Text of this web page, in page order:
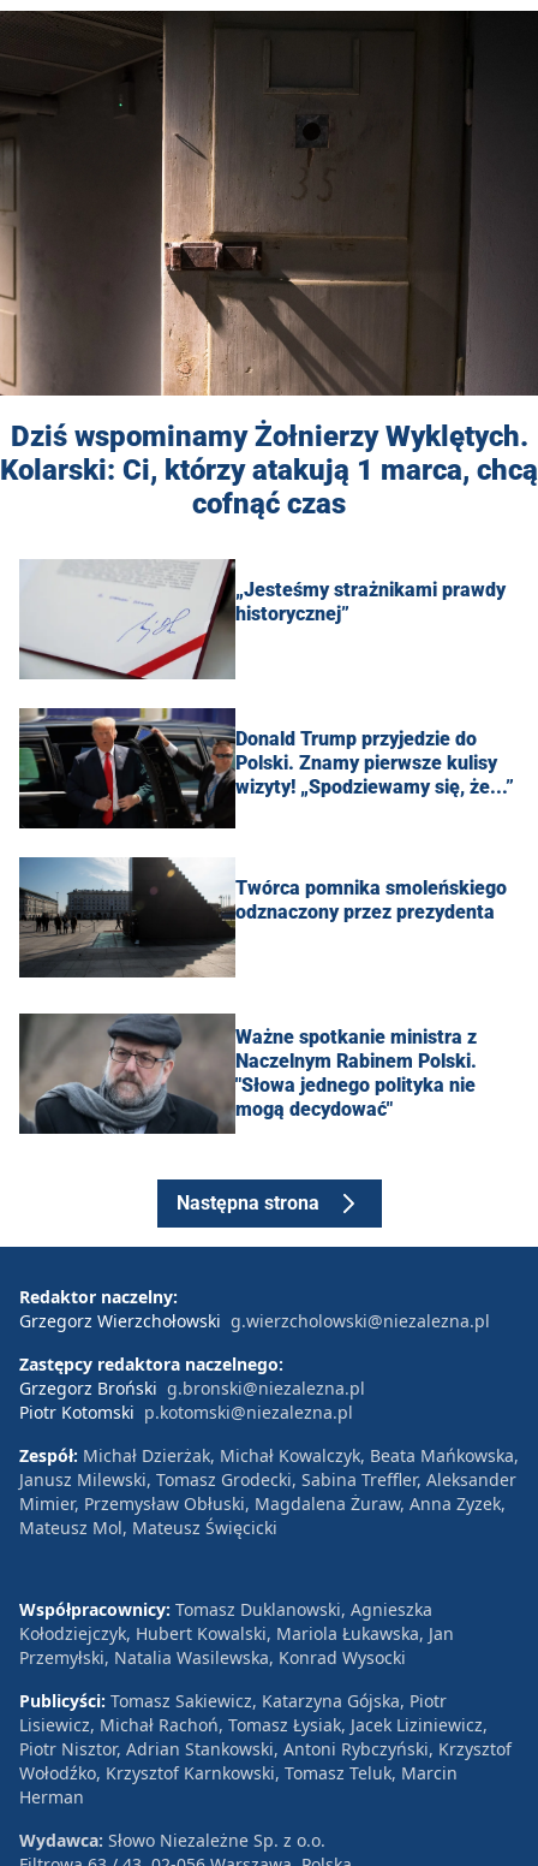
Dziś wspominamy Żołnierzy Wyklętych.
Kolarski: Ci, którzy atakują 1 marca, chcą
cofnąć czas
„Jesteśmy strażnikami prawdy
historycznej”
Donald Trump przyjedzie do
Polski. Znamy pierwsze kulisy
wizyty! „Spodziewamy się, że...”
Twórca pomnika smoleńskiego
odznaczony przez prezydenta
Ważne spotkanie ministra z
Naczelnym Rabinem Polski.
"Słowa jednego polityka nie
mogą decydować"
Następna strona
Redaktor naczelny:
Grzegorz Wierzchołowski g.wierzcholowski@niezalezna.pl
Zastępcy redaktora naczelnego:
Grzegorz Broński g.bronski@niezalezna.pl
Piotr Kotomski p.kotomski@niezalezna.pl
Zespół: Michał Dzierżak, Michał Kowalczyk, Beata Mańkowska,
Janusz Milewski, Tomasz Grodecki, Sabina Treffler, Aleksander
Mimier, Przemysław Obłuski, Magdalena Żuraw, Anna Zyzek,
Mateusz Mol, Mateusz Święcicki
Współpracownicy: Tomasz Duklanowski, Agnieszka
Kołodziejczyk, Hubert Kowalski, Mariola Łukawska, Jan
Przemyłski, Natalia Wasilewska, Konrad Wysocki
Publicyści: Tomasz Sakiewicz, Katarzyna Gójska, Piotr
Lisiewicz, Michał Rachoń, Tomasz Łysiak, Jacek Liziniewicz,
Piotr Nisztor, Adrian Stankowski, Antoni Rybczyński, Krzysztof
Wołodźko, Krzysztof Karnkowski, Tomasz Teluk, Marcin
Herman
Wydawca: Słowo Niezależne Sp. z o.o.